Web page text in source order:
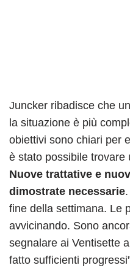
Juncker ribadisce che
la situazione è più
obiettivi sono chiari per
è stato possibile trovare
Nuove trattative e
dimostrate necessarie
fine della settimana. Le
avvicinando. Sono
segnalare ai Ventisette
fatto sufficienti